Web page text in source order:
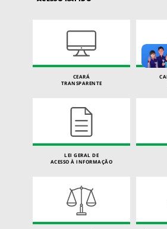
CEARÁ
TRANSPARENTE
LEI GERAL DE
ACESSO À INFORMAÇÃO